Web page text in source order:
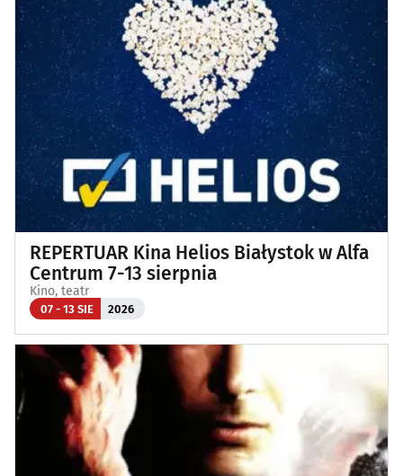
REPERTUAR Kina Helios Białystok w Alfa
Centrum 7-13 sierpnia
Kino, teatr
07 - 13 SIE 2026